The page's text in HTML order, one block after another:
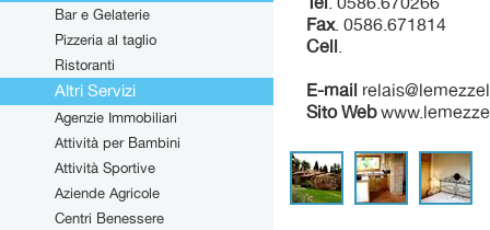
Bar e Gelaterie
Pizzeria al taglio
Ristoranti
Altri Servizi
Agenzie Immobiliari
Attività per Bambini
Attività Sportive
Aziende Agricole
Centri Benessere
Fax. 0586.671814
Cell.
E-mail
Sito Web